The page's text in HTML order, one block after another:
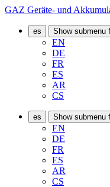
GAZ Geräte- und
es Show submenu
EN
DE
FR
ES
AR
CS
es Show submenu
EN
DE
FR
ES
AR
CS